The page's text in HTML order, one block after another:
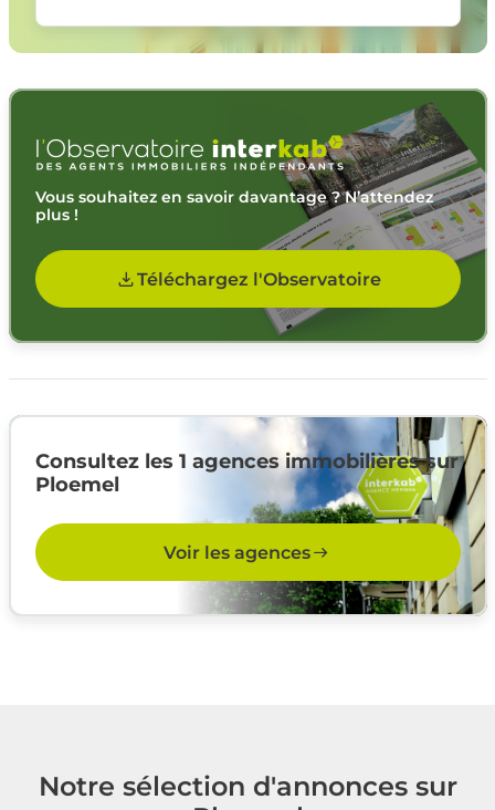
Vous souhaitez en savoir davantage ? N’attendez
plus !
Téléchargez l'Observatoire
Consultez les 1 agences immobilières sur
Ploemel
Voir les agences
Notre sélection d'annonces sur